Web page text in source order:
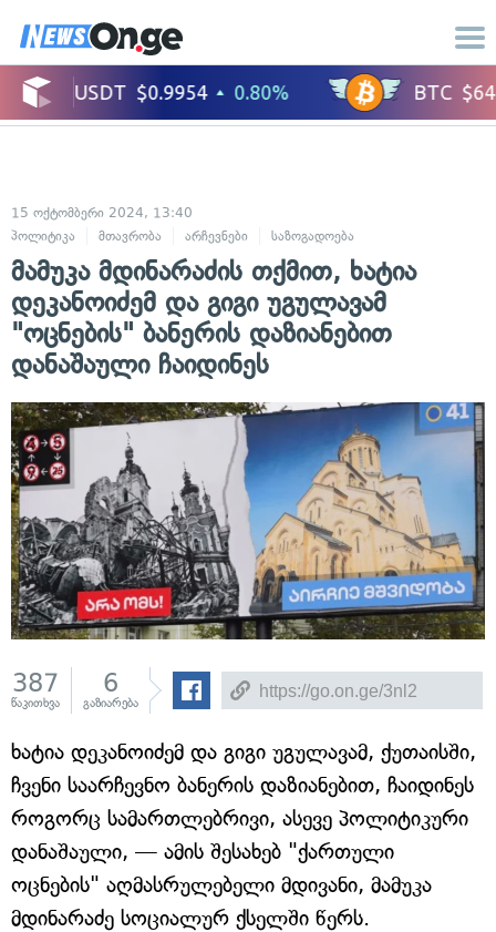
15 ოქტომბერი 2024, 13:40
პოლიტიკა
მთავრობა არჩევნები საზოგადოება
მამუკა მდინარაძის თქმით, ხატია
დეკანოიძემ და გიგი უგულავამ
"ოცნების" ბანერის დაზიანებით
დანაშაული ჩაიდინეს
387
წაკითხვა
6
გაზიარება
ხატია დეკანოიძემ და გიგი უგულავამ, ქუთაისში,
ჩვენი საარჩევნო ბანერის დაზიანებით, ჩაიდინეს
როგორც სამართლებრივი, ასევე პოლიტიკური
დანაშაული, — ამის შესახებ "ქართული
ოცნების" აღმასრულებელი მდივანი, მამუკა
მდინარაძე სოციალურ ქსელში წერს.